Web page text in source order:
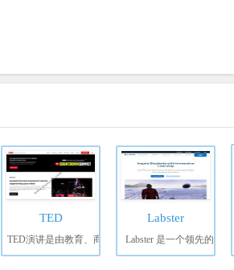
TED
TED演讲是由教育、商
Labster
Labster 是一个领先的